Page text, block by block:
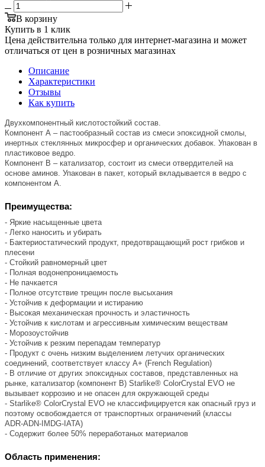
В корзину
Купить в 1 клик
Цена действительна только для интернет-магазина и может
отличаться от цен в розничных магазинах
Описание
Характеристики
Отзывы
Как купить
Двухкомпонентный кислотостойкий состав.
Компонент А – пастообразный состав из смеси эпоксидной смолы,
инертных стеклянных микросфер и органических добавок. Упакован в
пластиковое ведро.
Компонент В – катализатор, состоит из смеси отвердителей на
основе аминов. Упакован в пакет, который вкладывается в ведро с
компонентом А.
Преимущества:
- Яркие насыщенные цвета
- Легко наносить и убирать
- Бактериостатический продукт, предотвращающий рост грибков и
плесени
- Стойкий равномерный цвет
- Полная водонепроницаемость
- Не пачкается
- Полное отсутствие трещин после высыхания
- Устойчив к деформации и истиранию
- Высокая механическая прочность и эластичность
- Устойчив к кислотам и агрессивным химическим веществам
- Морозоустойчив
- Устойчив к резким перепадам температур
- Продукт с очень низким выделением летучих органических
соединений, соответствует классу А+ (French Regulation)
- В отличие от других эпоксидных составов, представленных на
рынке, катализатор (компонент B) Starlike® ColorCrystal EVO не
вызывает коррозию и не опасен для окружающей среды
- Starlike® ColorCrystal EVO не классифицируется как опасный груз и
поэтому освобождается от транспортных ограничений (классы
ADR-ADN-IMDG-IATA)
- Содержит более 50% переработаных материалов
Область применения: